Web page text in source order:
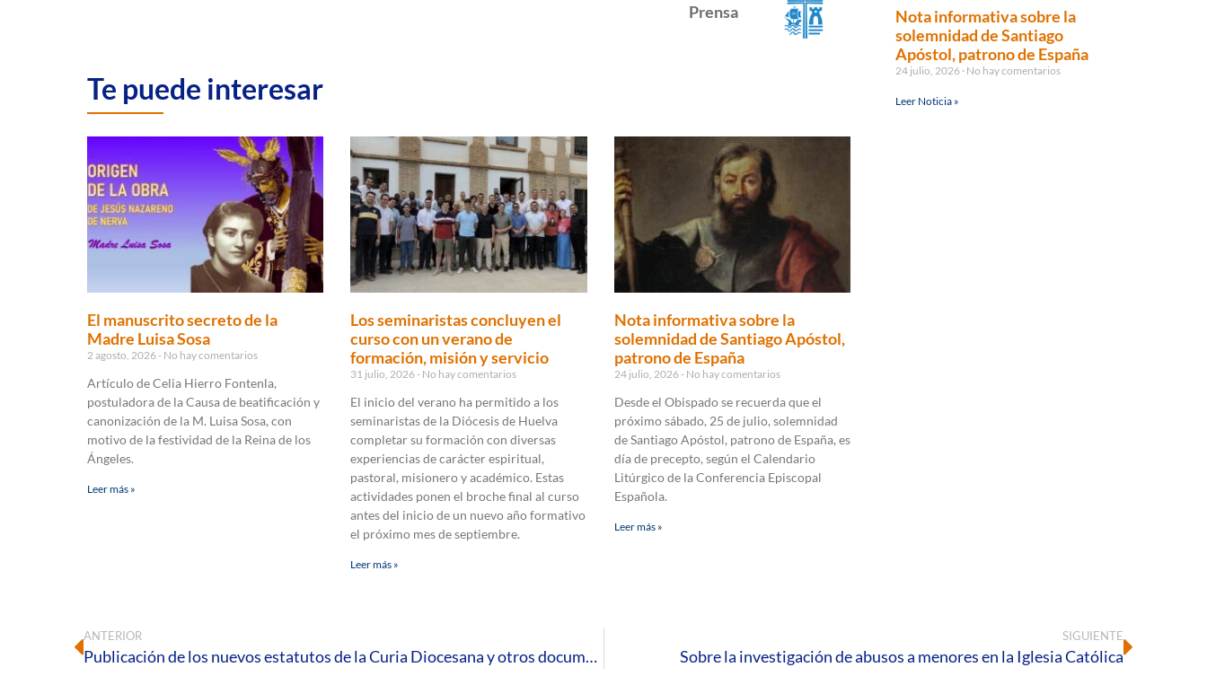
Prensa
Te puede interesar
El manuscrito secreto de la
Madre Luisa Sosa
2 agosto, 2026 No hay comentarios
Artículo de Celia Hierro Fontenla,
postuladora de la Causa de beatificación y
canonización de la M. Luisa Sosa, con
motivo de la festividad de la Reina de los
Ángeles.
Leer más »
Los seminaristas concluyen el
curso con un verano de
formación, misión y servicio
31 julio, 2026 No hay comentarios
El inicio del verano ha permitido a los
seminaristas de la Diócesis de Huelva
completar su formación con diversas
experiencias de carácter espiritual,
pastoral, misionero y académico. Estas
actividades ponen el broche final al curso
antes del inicio de un nuevo año formativo
el próximo mes de septiembre.
Leer más »
Nota informativa sobre la
solemnidad de Santiago Apóstol,
patrono de España
24 julio, 2026 No hay comentarios
Desde el Obispado se recuerda que el
próximo sábado, 25 de julio, solemnidad
de Santiago Apóstol, patrono de España, es
día de precepto, según el Calendario
Litúrgico de la Conferencia Episcopal
Española.
Leer más »
Nota informativa sobre la
solemnidad de Santiago
Apóstol, patrono de España
24 julio, 2026 No hay comentarios
Leer Noticia »
ANTERIOR
Publicación de los nuevos estatutos de la Curia Diocesana y otros documentos
SIGUIENTE
Sobre la investigación de abusos a menores en la Iglesia Católica